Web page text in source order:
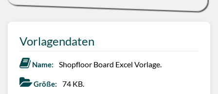
Vorlagendaten
Name: Shopfloor Board Excel Vorlage.
Größe: 74 KB.